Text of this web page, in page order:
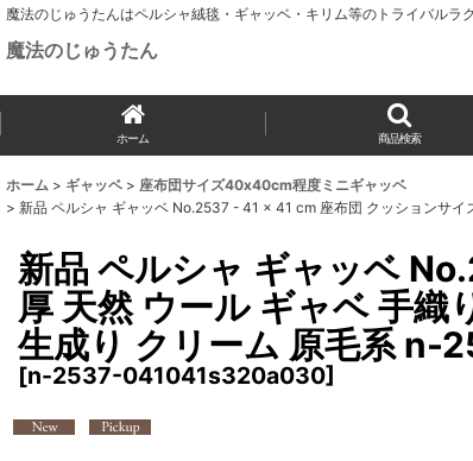
魔法のじゅうたんはペルシャ絨毯・ギャッベ・キリム等のトライバル
魔法のじゅうたん
ホーム 商品検索
ホーム > ギャッベ > 座布団サイズ40x40cm程度ミニギャッベ
> 新品 ペルシャ ギャッベ No.2537 - 41 × 41 cm 座布団 クッションサ
新品 ペルシャ ギャッベ
厚 天然 ウール ギャベ 手織
生成り クリーム 原毛系
[n-2537-041041s320a030]